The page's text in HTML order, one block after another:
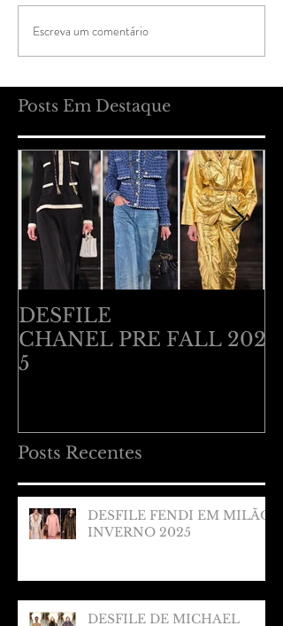
Escreva um comentário
Posts Em Destaque
DESFILE
CHANEL PRE FALL 202
5
Posts Recentes
DESFILE FENDI EM MILÃO
INVERNO 2025
DESFILE DE MICHAEL